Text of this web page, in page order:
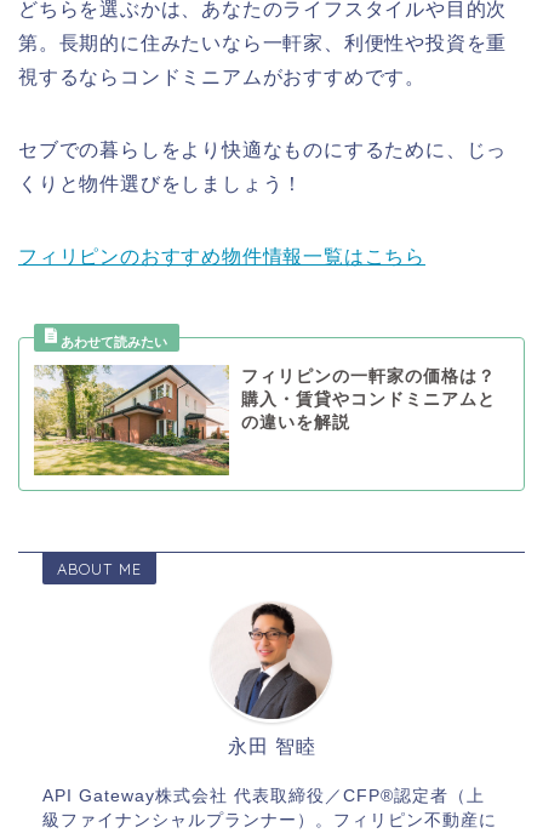
どちらを選ぶかは、あなたのライフスタイルや目的次
第。長期的に住みたいなら一軒家、利便性や投資を重
視するならコンドミニアムがおすすめです。
セブでの暮らしをより快適なものにするために、じっ
くりと物件選びをしましょう！
フィリピンのおすすめ物件情報一覧はこちら
フィリピンの一軒家の価格は？
購入・賃貸やコンドミニアムと
の違いを解説
ABOUT ME
永田 智睦
API Gateway株式会社 代表取締役／CFP®認定者（上
級ファイナンシャルプランナー）。フィリピン不動産に